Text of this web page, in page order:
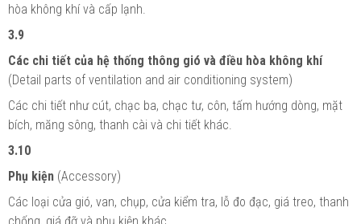
hòa không khí và cấp lạnh.
3.9
Các chi tiết của hệ thống thông gió và điều hòa không khí
(Detail parts of ventilation and air conditioning system)
Các chi tiết như cút, chạc ba, chạc tư, côn, tấm hướng dòng, mặt
bích, măng sông, thanh cài và chi tiết khác.
3.10
Phụ kiện (Accessory)
Các loại cửa gió, van, chụp, cửa kiểm tra, lỗ đo đạc, giá treo, thanh